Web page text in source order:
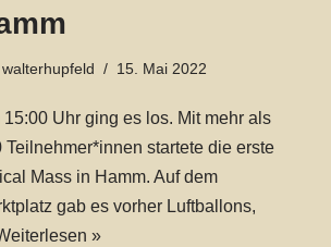
walterhupfeld 15. Mai 2022
15:00 Uhr ging es los. Mit mehr als
Teilnehmer*innen startete die erste
Mass in Hamm. Auf dem
gab es vorher Luftballons,
»